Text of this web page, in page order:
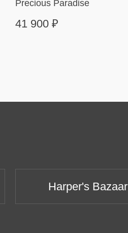
Precious Paradise
41 900 ₽
Harper's Bazaar